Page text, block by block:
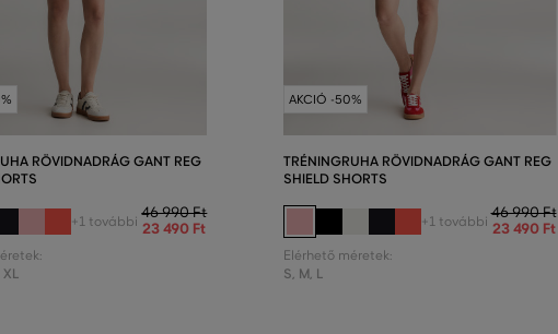
RÖVIDNADRÁG GANT REG
+1 további 46 990 Ft
23 490 Ft
XL
AKCIÓ -50%
TRÉNINGRUHA RÖVIDNADRÁG GANT REG
SHIELD SHORTS
+1 további 46 990 Ft
23 490 Ft
Elérhető méretek:
S, M, L